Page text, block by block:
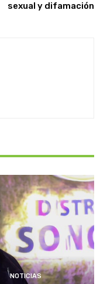
sexual y difamación
NOTICIAS